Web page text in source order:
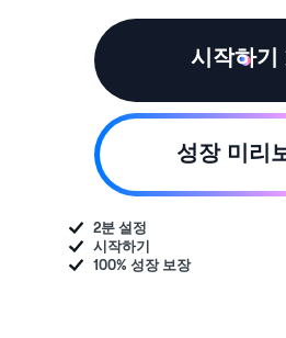
시작하기
성장 미리
2분 설정
시작하기
100% 성장 보장